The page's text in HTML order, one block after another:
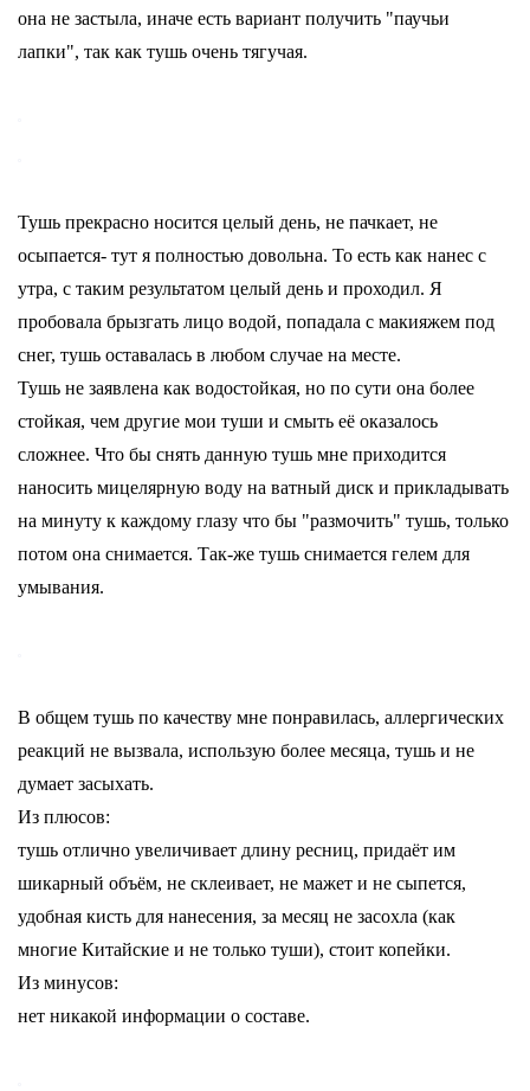
она не застыла, иначе есть вариант получить "паучьи
лапки", так как тушь очень тягучая.
Тушь прекрасно носится целый день, не пачкает, не
осыпается- тут я полностью довольна. То есть как нанес с
утра, с таким результатом целый день и проходил. Я
пробовала брызгать лицо водой, попадала с макияжем под
снег, тушь оставалась в любом случае на месте.
Тушь не заявлена как водостойкая, но по сути она более
стойкая, чем другие мои туши и смыть её оказалось
сложнее. Что бы снять данную тушь мне приходится
наносить мицелярную воду на ватный диск и прикладывать
на минуту к каждому глазу что бы "размочить" тушь, только
потом она снимается. Так-же тушь снимается гелем для
умывания.
В общем тушь по качеству мне понравилась, аллергических
реакций не вызвала, использую более месяца, тушь и не
думает засыхать.
Из плюсов:
тушь отлично увеличивает длину ресниц, придаёт им
шикарный объём, не склеивает, не мажет и не сыпется,
удобная кисть для нанесения, за месяц не засохла (как
многие Китайские и не только туши), стоит копейки.
Из минусов:
нет никакой информации о составе.